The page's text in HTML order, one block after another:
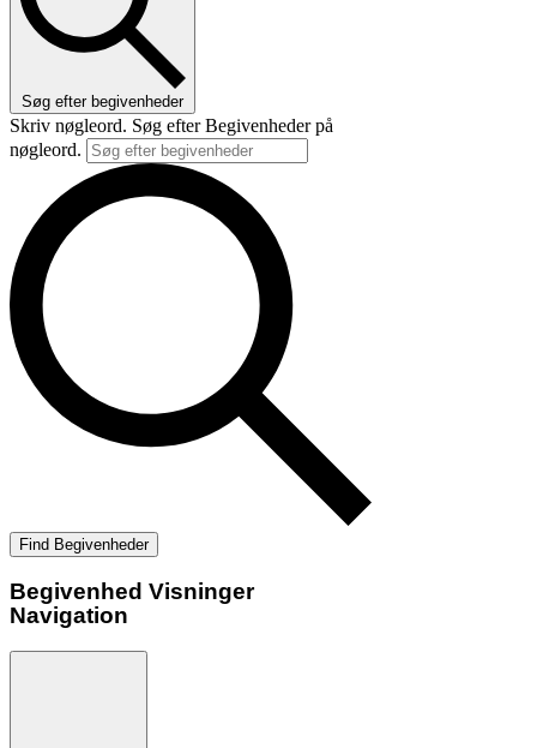
Søg efter begivenheder
Skriv nøgleord. Søg efter Begivenheder på
nøgleord.
Find Begivenheder
Begivenhed Visninger
Navigation